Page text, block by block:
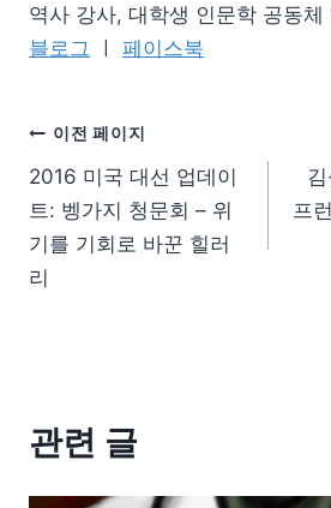
역사 강사, 대학생 인문학 공동
블로그 ㅣ 페이스북
이전 페이지
2016 미국 대선 업데이
트: 벵가지 청문회 – 위
기를 기회로 바꾼 힐러
리
프
관련 글